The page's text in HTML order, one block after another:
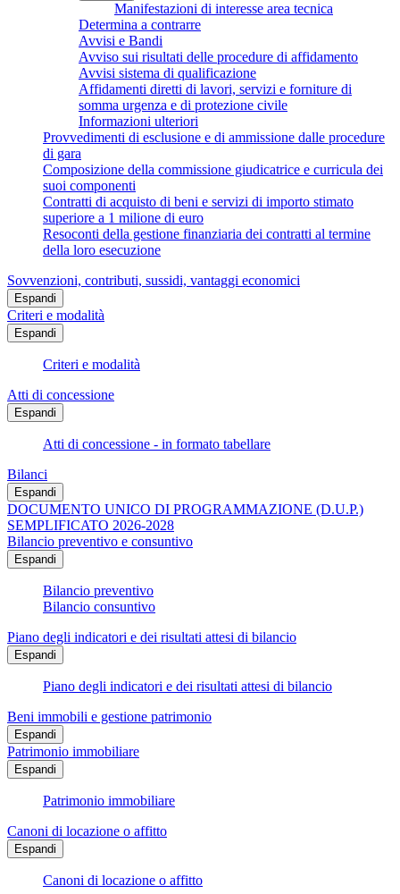
Manifestazioni di interesse area tecnica
Determina a contrarre
Avvisi e Bandi
Avviso sui risultati delle procedure di affidamento
Avvisi sistema di qualificazione
Affidamenti diretti di lavori, servizi e forniture di
somma urgenza e di protezione civile
Informazioni ulteriori
Provvedimenti di esclusione e di ammissione dalle procedure
di gara
Composizione della commissione giudicatrice e curricula dei
suoi componenti
Contratti di acquisto di beni e servizi di importo stimato
superiore a 1 milione di euro
Resoconti della gestione finanziaria dei contratti al termine
della loro esecuzione
Sovvenzioni, contributi, sussidi, vantaggi economici
Espandi
Criteri e modalità
Espandi
Criteri e modalità
Atti di concessione
Espandi
Atti di concessione - in formato tabellare
Bilanci
Espandi
DOCUMENTO UNICO DI PROGRAMMAZIONE (D.U.P.)
SEMPLIFICATO 2026-2028
Bilancio preventivo e consuntivo
Espandi
Bilancio preventivo
Bilancio consuntivo
Piano degli indicatori e dei risultati attesi di bilancio
Espandi
Piano degli indicatori e dei risultati attesi di bilancio
Beni immobili e gestione patrimonio
Espandi
Patrimonio immobiliare
Espandi
Patrimonio immobiliare
Canoni di locazione o affitto
Espandi
Canoni di locazione o affitto